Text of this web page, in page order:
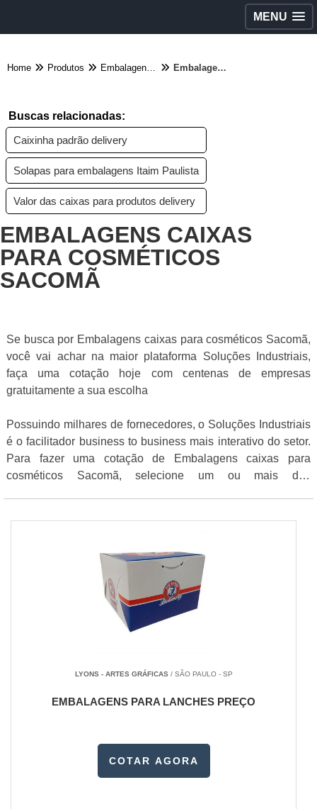
MENU
Home Produtos Embalagens diversas - Categoria Embalagens caixas para cosméticos Sacomã
Buscas relacionadas:
Caixinha padrão delivery
Solapas para embalagens Itaim Paulista
Valor das caixas para produtos delivery
EMBALAGENS CAIXAS
PARA COSMÉTICOS
SACOMÃ
Se busca por Embalagens caixas para cosméticos Sacomã,
você vai achar na maior plataforma Soluções Industriais,
faça uma cotação hoje com centenas de empresas
gratuitamente a sua escolha
Possuindo milhares de fornecedores, o Soluções Industriais
é o facilitador business to business mais interativo do setor.
Para fazer uma cotação de Embalagens caixas para
cosméticos Sacomã, selecione um ou mais dos
LYONS - ARTES GRÁFICAS/ SÃO PAULO - SP
EMBALAGENS PARA LANCHES PREÇO
COTAR AGORA